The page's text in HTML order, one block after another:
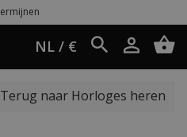
NL / €
Terug naar Horloges heren